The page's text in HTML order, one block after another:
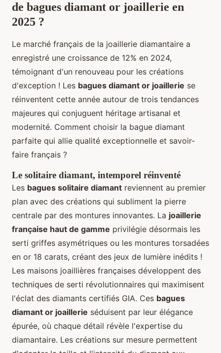
de bagues diamant or joaillerie en
2025 ?
Le marché français de la joaillerie diamantaire a
enregistré une croissance de 12% en 2024,
témoignant d'un renouveau pour les créations
d'exception ! Les bagues diamant or joaillerie se
réinventent cette année autour de trois tendances
majeures qui conjuguent héritage artisanal et
modernité. Comment choisir la bague diamant
parfaite qui allie qualité exceptionnelle et savoir-
faire français ?
Le solitaire diamant, intemporel réinventé
Les bagues solitaire diamant reviennent au premier
plan avec des créations qui subliment la pierre
centrale par des montures innovantes. La joaillerie
française haut de gamme privilégie désormais les
serti griffes asymétriques ou les montures torsadées
en or 18 carats, créant des jeux de lumière inédits !
Les maisons joaillières françaises développent des
techniques de serti révolutionnaires qui maximisent
l'éclat des diamants certifiés GIA. Ces bagues
diamant or joaillerie séduisent par leur élégance
épurée, où chaque détail révèle l'expertise du
diamantaire. Les créations sur mesure permettent